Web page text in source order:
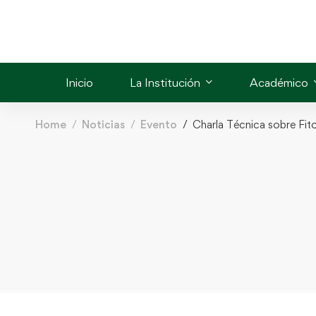
Inicio La Institución Académico
Home Noticias Evento Charla Técnica sobre